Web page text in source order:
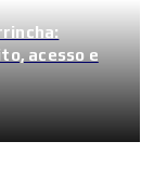
acesso e